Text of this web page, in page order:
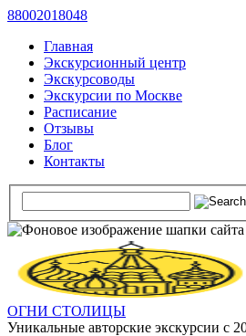
88002018048
Главная
Экскурсионный центр
Экскурсоводы
Экскурсии по Москве
Расписание
Отзывы
Блог
Контакты
ОГНИ СТОЛИЦЫ
Уникальные авторские экскурсии с